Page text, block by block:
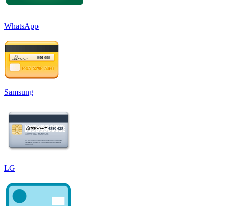
WhatsApp
Samsung
LG